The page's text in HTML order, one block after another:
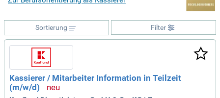
Filter
Sortierung
Kassierer / Mitarbeiter Information in Teilzeit
(m/w/d)